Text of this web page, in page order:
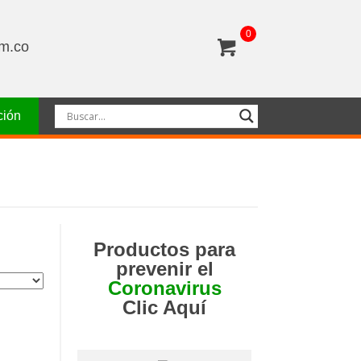
0
Productos para
prevenir el
Coronavirus
Clic Aquí